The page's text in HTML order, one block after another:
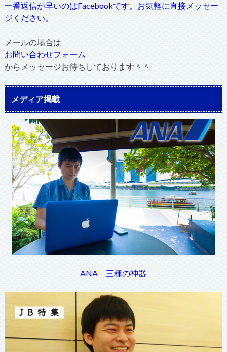
一番返信が早いのはFacebookです。お気軽に直接メッセー
ジください。
メールの場合は
お問い合わせフォーム
からメッセージお待ちしております＾＾
メディア掲載
ANA 三種の神器